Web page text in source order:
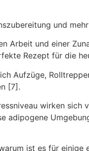
und
Arbeit und einer
Rezept für die
Aufzüge,
[7].
wirken sich
adipogene
ist es für einige